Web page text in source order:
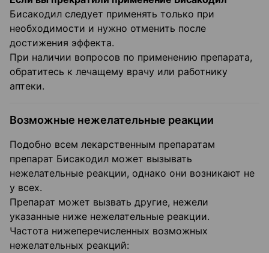
Бисакодил следует применять только при
необходимости и нужно отменить после
достижения эффекта.
При наличии вопросов по применению препарата,
обратитесь к лечащему врачу или работнику
аптеки.
Возможные нежелательные реакции
Подобно всем лекарственным препаратам
препарат Бисакодил может вызывать
нежелательные реакции, однако они возникают не
у всех.
Препарат может вызвать другие, нежели
указанные ниже нежелательные реакции.
Частота нижеперечисленных возможных
нежелательных реакций: